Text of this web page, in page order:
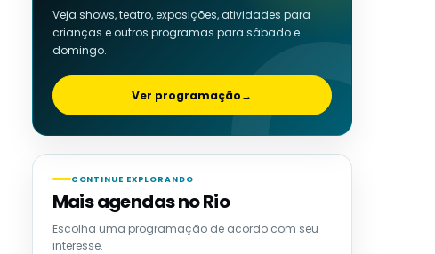
Veja shows, teatro, exposições, atividades para
crianças e outros programas para sábado e
domingo.
Ver programação→
CONTINUE EXPLORANDO
Mais agendas no Rio
Escolha uma programação de acordo com seu
interesse.